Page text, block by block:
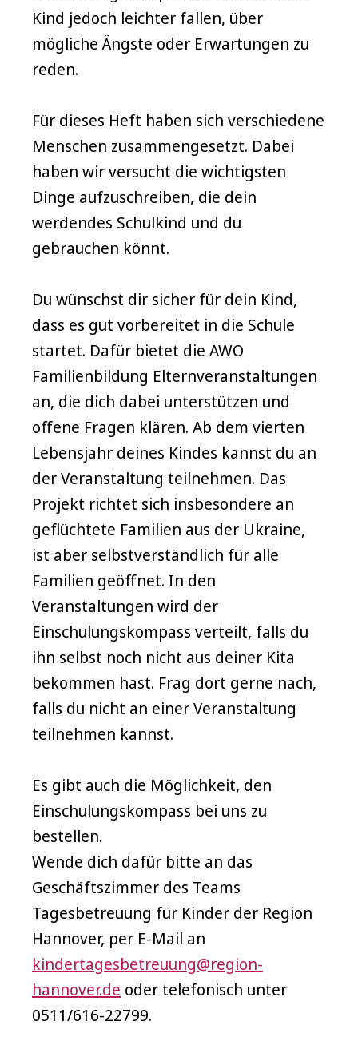
Kind jedoch leichter fallen, über
mögliche Ängste oder Erwartungen zu
reden.
Für dieses Heft haben sich verschiedene
Menschen zusammengesetzt. Dabei
haben wir versucht die wichtigsten
Dinge aufzuschreiben, die dein
werdendes Schulkind und du
gebrauchen könnt.
Du wünschst dir sicher für dein Kind,
dass es gut vorbereitet in die Schule
startet. Dafür bietet die AWO
Familienbildung Elternveranstaltungen
an, die dich dabei unterstützen und
offene Fragen klären. Ab dem vierten
Lebensjahr deines Kindes kannst du an
der Veranstaltung teilnehmen. Das
Projekt richtet sich insbesondere an
geflüchtete Familien aus der Ukraine,
ist aber selbstverständlich für alle
Familien geöffnet. In den
Veranstaltungen wird der
Einschulungskompass verteilt, falls du
ihn selbst noch nicht aus deiner Kita
bekommen hast. Frag dort gerne nach,
falls du nicht an einer Veranstaltung
teilnehmen kannst.
Es gibt auch die Möglichkeit, den
Einschulungskompass bei uns zu
bestellen.
Wende dich dafür bitte an das
Geschäftszimmer des Teams
Tagesbetreuung für Kinder der Region
Hannover, per E-Mail an
kindertagesbetreuung@region-
hannover.de oder telefonisch unter
0511/616-22799.